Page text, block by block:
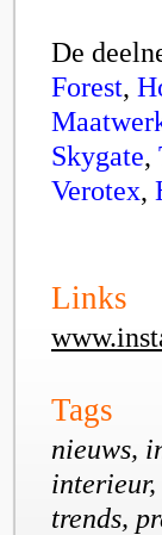
De
Forest,
Skygate,
Verotex,
Links
Tags
nieuws,
trends,